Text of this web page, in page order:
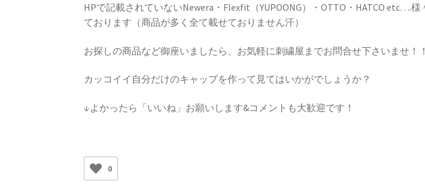
HPで記載されていないNewera・Flexfit（YUPOONG）・OTTO・HATCO etc….
ております（商品が多く全て載せておりません汗）
お探しの商品など御座いましたら、お気軽に刺繍屋までお問合せ下さいませ！！
カッコイイ自分だけのキャップを作って見てはいかがでしょうか？
↓よかったら「いいね」お願いします&コメントも大歓迎です！
0